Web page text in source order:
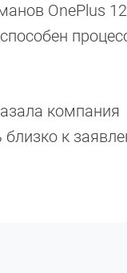
OnePlus
компания
близко к